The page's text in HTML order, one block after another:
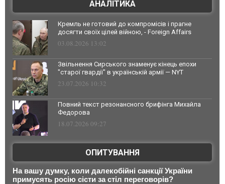
АНАЛІТИКА
Кремль не готовий до компромісів і прагне
досягти своїх цілей війною, - Foreign Affairs
03.08.2026 13:02
Звільнення Сирського знаменує кінець епохи
"старої гвардії" в українській армії — NYT
23.07.2026 10:32
Повний текст резонансного брифінга Михайла
Федорова
18.07.2026 09:27
ОПИТУВАННЯ
На вашу думку, коли далекобійні санкції України
примусять росію сісти за стіл переговорів?